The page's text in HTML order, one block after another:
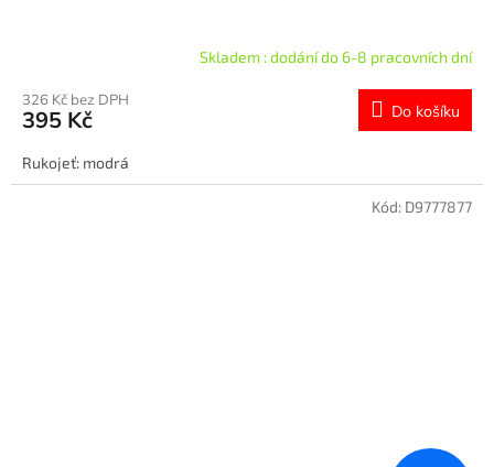
Skladem : dodání do 6-8 pracovních dní
326 Kč bez DPH
395 Kč Do košíku
Rukojeť: modrá
Kód: D9777877